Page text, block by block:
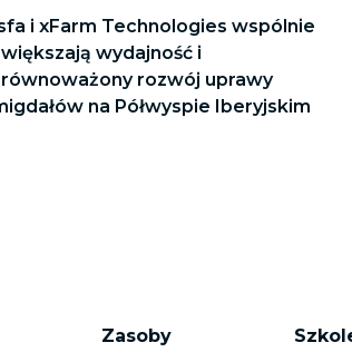
i xFarm Technologies wspólnie
wydajność i
rozwój uprawy
na Półwyspie Iberyjskim
Zasoby